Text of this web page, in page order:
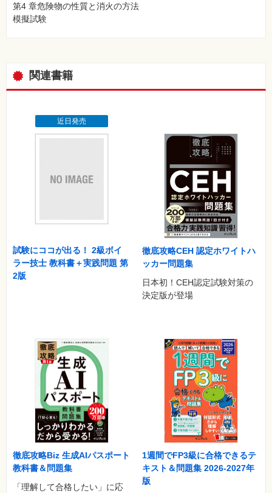
第4 章危険物の性質と消火の方法
模擬試験
関連書籍
近日発売
試験にココが出る！ 2級ボイ
ラー技士 教科書＋実践問題 第
2版
徹底攻略CEH 認定ホワイトハ
ッカー問題集
日本初！CEH認定試験対策の
決定版が登場
徹底攻略Biz 生成AIパスポート
教科書＆問題集
「理解して合格したい」に応
1週間でFP3級に合格できるテ
キスト＆問題集 2026-2027年
版